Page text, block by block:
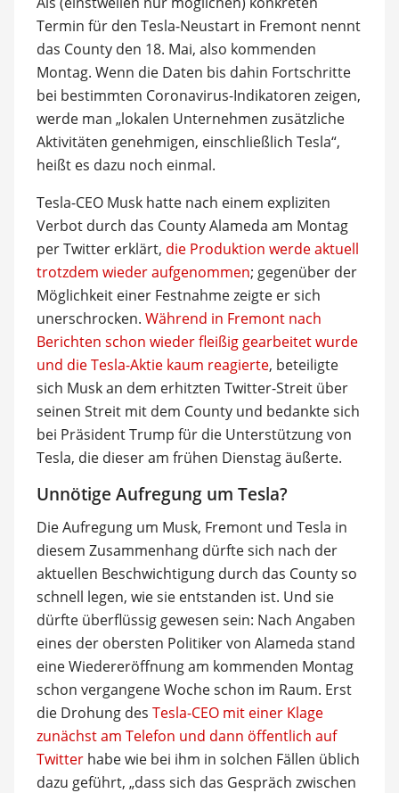
Termin für den Tesla-Neustart in Fremont nennt
das County den 18. Mai, also kommenden
Montag. Wenn die Daten bis dahin Fortschritte
bei bestimmten Coronavirus-Indikatoren zeigen,
werde man „lokalen Unternehmen zusätzliche
Aktivitäten genehmigen, einschließlich Tesla“,
heißt es dazu noch einmal.
Tesla-CEO Musk hatte nach einem expliziten
Verbot durch das County Alameda am Montag
per Twitter erklärt, die Produktion werde aktuell
trotzdem wieder aufgenommen; gegenüber der
Möglichkeit einer Festnahme zeigte er sich
unerschrocken. Während in Fremont nach
Berichten schon wieder fleißig gearbeitet wurde
und die Tesla-Aktie kaum reagierte, beteiligte
sich Musk an dem erhitzten Twitter-Streit über
seinen Streit mit dem County und bedankte sich
bei Präsident Trump für die Unterstützung von
Tesla, die dieser am frühen Dienstag äußerte.
Unnötige Aufregung um Tesla?
Die Aufregung um Musk, Fremont und Tesla in
diesem Zusammenhang dürfte sich nach der
aktuellen Beschwichtigung durch das County so
schnell legen, wie sie entstanden ist. Und sie
dürfte überflüssig gewesen sein: Nach Angaben
eines der obersten Politiker von Alameda stand
eine Wiedereröffnung am kommenden Montag
schon vergangene Woche schon im Raum. Erst
die Drohung des Tesla-CEO mit einer Klage
zunächst am Telefon und dann öffentlich auf
Twitterhabe wie bei ihm in solchen Fällen üblich
dazu geführt, „dass sich das Gespräch zwischen